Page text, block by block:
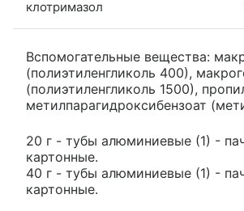
клотримазол
Вспомогательные вещества:
(полиэтиленгликоль 400),
(полиэтиленгликоль 1500),
метилпарагидроксибензоат
20 г - тубы алюминиевые (1) -
картонные.
40 г - тубы алюминиевые (1) -
картонные.